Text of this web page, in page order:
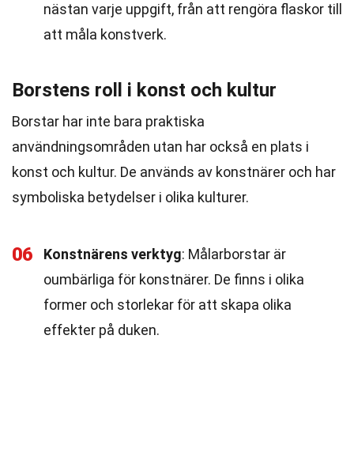
nästan varje uppgift, från att rengöra flaskor till
att måla konstverk.
Borstens roll i konst och kultur
Borstar har inte bara praktiska
användningsområden utan har också en plats i
konst och kultur. De används av konstnärer och har
symboliska betydelser i olika kulturer.
06 Konstnärens verktyg: Målarborstar är
oumbärliga för konstnärer. De finns i olika
former och storlekar för att skapa olika
effekter på duken.